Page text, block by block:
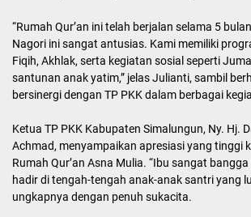
“Rumah Qur’an ini telah berjalan selama 5
Nagori ini sangat antusias. Kami memiliki
Fiqih, Akhlak, serta kegiatan sosial seperti
santunan anak yatim,” jelas Julianti, sambil
bersinergi dengan TP PKK dalam berbagai
Ketua TP PKK Kabupaten Simalungun, Ny. Hj.
Achmad, menyampaikan apresiasi yang tinggi
Rumah Qur’an Asna Mulia. “Ibu sangat
hadir di tengah-tengah anak-anak santri yang
ungkapnya dengan penuh sukacita.